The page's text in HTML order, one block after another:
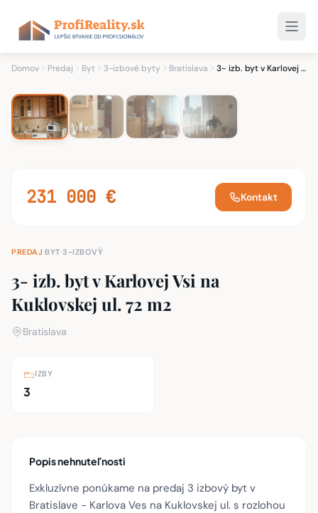
Domov Predaj Byt 3-izbové byty Bratislava 3- izb. byt v Karlovej Vsi na Kuklovskej ul. 72 m2
/ 4 4 fotky
231 000 € Kontakt
PREDAJ·BYT·3-IZBOVÝ
3- izb. byt v Karlovej Vsi na
Kuklovskej ul. 72 m2
Bratislava
IZBY
3
Popis nehnuteľnosti
Exkluzívne ponúkame na predaj 3 izbový byt v
Bratislave - Karlova Ves na Kuklovskej ul. s rozlohou